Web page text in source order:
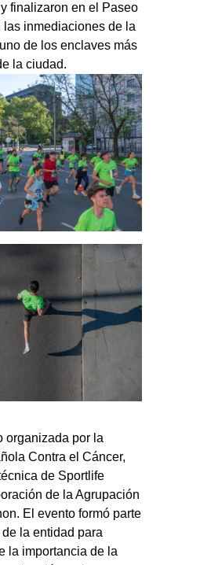
finalizaron en el Paseo
las inmediaciones de la
de los enclaves más
la ciudad.
organizada por la
Contra el Cáncer,
de Sportlife
de la Agrupación
El evento formó parte
la entidad para
la importancia de la